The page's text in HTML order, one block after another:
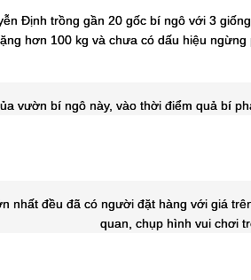
Định trồng gần 20 gốc bí ngô với 3
hơn 100 kg và chưa có dấu hiệu ngừng
vườn bí ngô này, vào thời điểm quả bí
nhất đều đã có người đặt hàng với giá
quan, chụp hình vui chơi